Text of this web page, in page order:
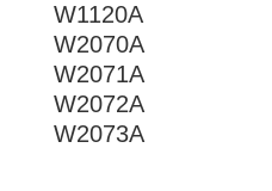
W1120A
W2070A
W2071A
W2072A
W2073A